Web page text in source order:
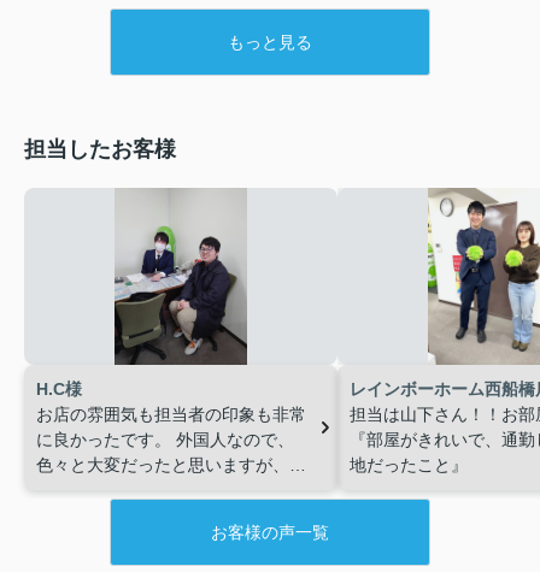
もっと見る
担当したお客様
H.C様
お店の雰囲気も担当者の印象も非常
に良かったです。
外国人なので、
色々と大変だったと思いますが、私
本当に感謝しています。
レインボーホーム西船橋
担当は山下さん！！お部
『部屋がきれいで、通
地だったこと』
お客様の声一覧